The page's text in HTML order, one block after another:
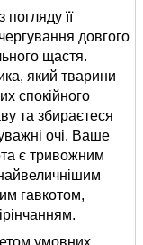
її
довгого
щастя.
який тварини
спокійного
та збираєтеся
очі. Ваше
є тривожним
гавкотом,
умовних